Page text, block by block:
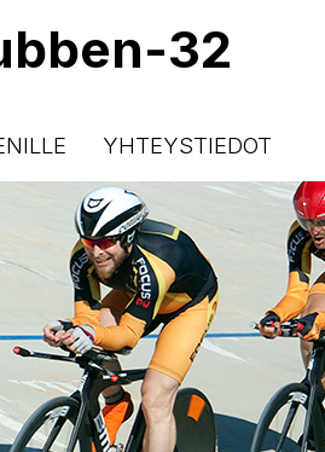
32
YHTEYSTIEDOT